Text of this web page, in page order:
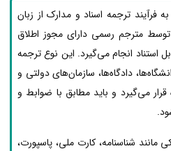
فرآیند ترجمه اسناد و مدارک از زبان
توسط مترجم رسمی دارای مجوز اطلاق
انجام می‌گیرد. این نوع ترجمه
دادگاه‌ها، سازمان‌های دولتی و
قرار می‌گیرد و باید مطابق با ضوابط و
مانند شناسنامه، کارت ملی، پاسپورت،